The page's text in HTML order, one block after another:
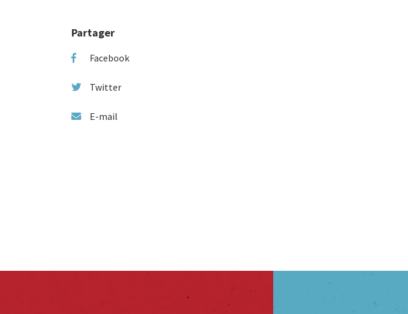
Partager
Facebook
Twitter
E-mail